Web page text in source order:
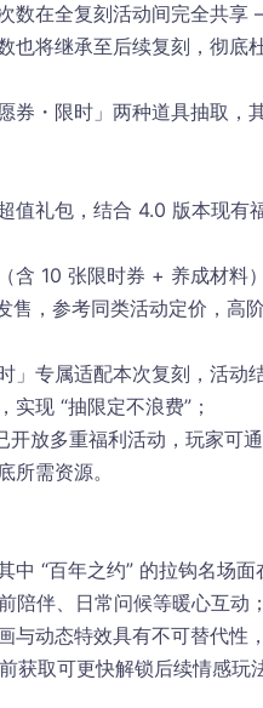
数在全复刻活动间完全共
将继承至后续复刻，彻底
券・限时」两种道具抽取，
值礼包，结合 4.0 版本现有
含 10 张限时券 + 养成材料
，参考同类活动定价，高
」专属适配本次复刻，活动
现 “抽限定不浪费”；​
开放多重福利活动，玩家可
所需资源。​
中 “百年之约” 的拉钩名场
陪伴、日常问候等暖心互动；​
与动态特效具有不可替代性
获取可更快解锁后续情感玩法